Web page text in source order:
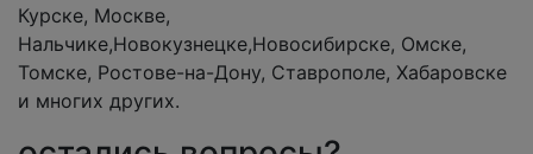
Курске, Москве,
Нальчике,Новокузнецке,Новосибирске, Омске,
Томске, Ростове-на-Дону, Ставрополе, Хабаровске
и многих других.